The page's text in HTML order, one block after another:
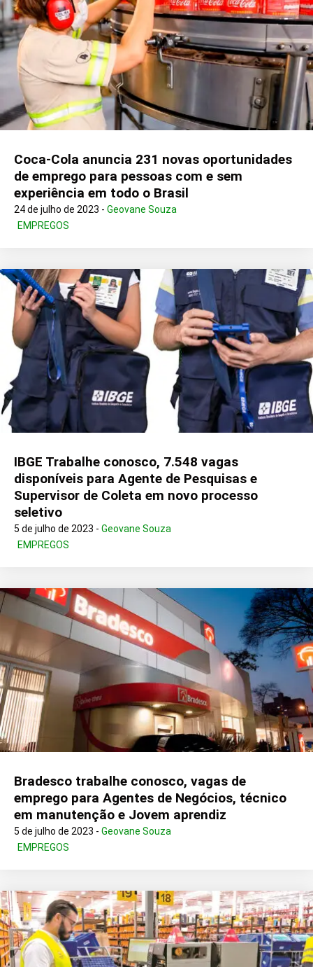
Coca-Cola anuncia 231 novas oportunidades
de emprego para pessoas com e sem
experiência em todo o Brasil
24 de julho de 2023 - Geovane Souza
EMPREGOS
IBGE Trabalhe conosco, 7.548 vagas
disponíveis para Agente de Pesquisas e
Supervisor de Coleta em novo processo
seletivo
5 de julho de 2023 - Geovane Souza
EMPREGOS
Bradesco trabalhe conosco, vagas de
emprego para Agentes de Negócios, técnico
em manutenção e Jovem aprendiz
5 de julho de 2023 - Geovane Souza
EMPREGOS